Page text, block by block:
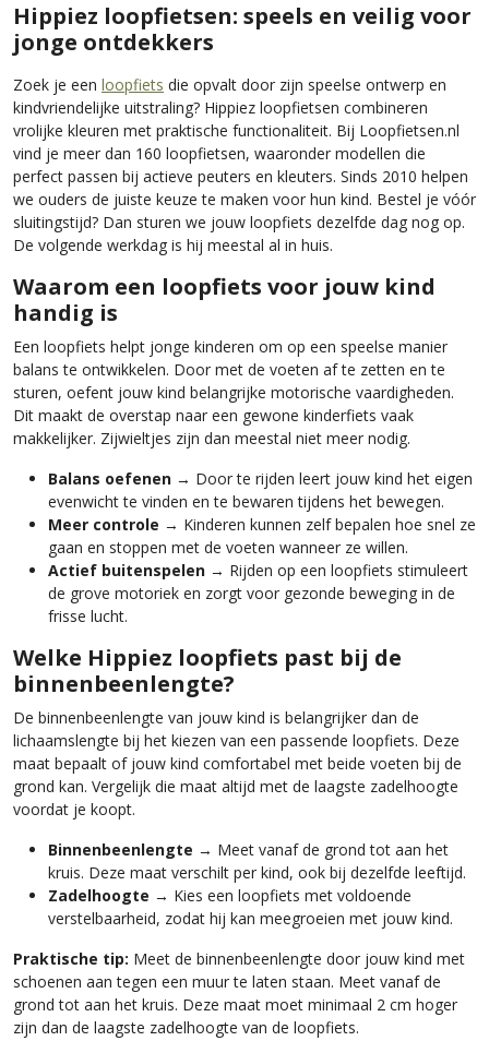
Hippiez loopfietsen: speels en veilig voor
jonge ontdekkers
Zoek je een loopfiets die opvalt door zijn speelse ontwerp en
kindvriendelijke uitstraling? Hippiez loopfietsen combineren
vrolijke kleuren met praktische functionaliteit. Bij Loopfietsen.nl
vind je meer dan 160 loopfietsen, waaronder modellen die
perfect passen bij actieve peuters en kleuters. Sinds 2010 helpen
we ouders de juiste keuze te maken voor hun kind. Bestel je vóór
sluitingstijd? Dan sturen we jouw loopfiets dezelfde dag nog op.
De volgende werkdag is hij meestal al in huis.
Waarom een loopfiets voor jouw kind
handig is
Een loopfiets helpt jonge kinderen om op een speelse manier
balans te ontwikkelen. Door met de voeten af te zetten en te
sturen, oefent jouw kind belangrijke motorische vaardigheden.
Dit maakt de overstap naar een gewone kinderfiets vaak
makkelijker. Zijwieltjes zijn dan meestal niet meer nodig.
Balans oefenen → Door te rijden leert jouw kind het eigen
evenwicht te vinden en te bewaren tijdens het bewegen.
Meer controle → Kinderen kunnen zelf bepalen hoe snel ze
gaan en stoppen met de voeten wanneer ze willen.
Actief buitenspelen → Rijden op een loopfiets stimuleert
de grove motoriek en zorgt voor gezonde beweging in de
frisse lucht.
Welke Hippiez loopfiets past bij de
binnenbeenlengte?
De binnenbeenlengte van jouw kind is belangrijker dan de
lichaamslengte bij het kiezen van een passende loopfiets. Deze
maat bepaalt of jouw kind comfortabel met beide voeten bij de
grond kan. Vergelijk die maat altijd met de laagste zadelhoogte
voordat je koopt.
Binnenbeenlengte → Meet vanaf de grond tot aan het
kruis. Deze maat verschilt per kind, ook bij dezelfde leeftijd.
Zadelhoogte → Kies een loopfiets met voldoende
verstelbaarheid, zodat hij kan meegroeien met jouw kind.
Praktische tip: Meet de binnenbeenlengte door jouw kind met
schoenen aan tegen een muur te laten staan. Meet vanaf de
grond tot aan het kruis. Deze maat moet minimaal 2 cm hoger
zijn dan de laagste zadelhoogte van de loopfiets.